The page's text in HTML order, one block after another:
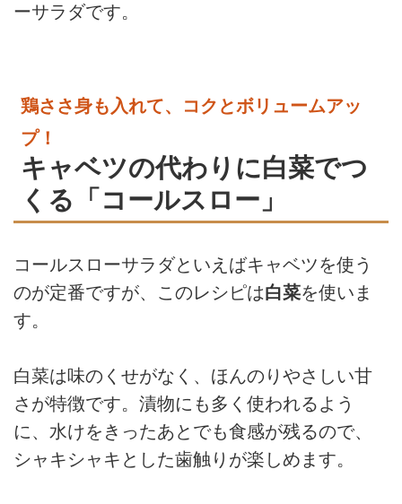
ーサラダです。
鶏ささ身も入れて、コクとボリュームアッ
プ！
キャベツの代わりに白菜でつ
くる「コールスロー」
コールスローサラダといえばキャベツを使う
のが定番ですが、このレシピは白菜を使いま
す。
白菜は味のくせがなく、ほんのりやさしい甘
さが特徴です。漬物にも多く使われるよう
に、水けをきったあとでも食感が残るので、
シャキシャキとした歯触りが楽しめます。